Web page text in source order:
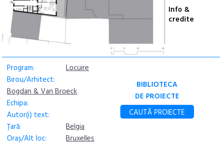
Info &
credite
Program:
Locuire
Birou/Arhitect:
Bogdan & Van Broeck
Echipa:
Autor(i) text:
Țară:
Belgia
Oraș/Alt loc:
Bruxelles
BIBLIOTECA
DE PROIECTE
CAUTĂ PROIECTE